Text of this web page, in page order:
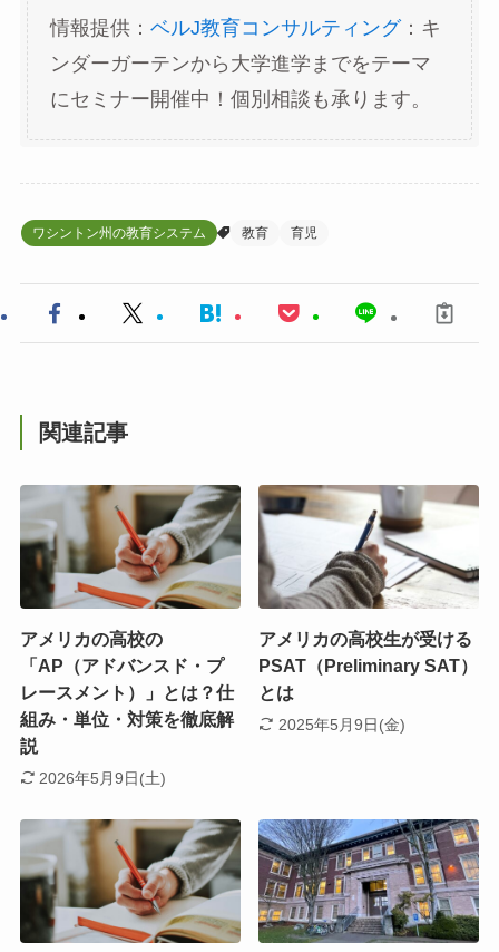
情報提供： ベルJ教育コンサルティング：キ
ンダーガーテンから大学進学までをテーマ
にセミナー開催中！個別相談も承ります。
ワシントン州の教育システム 教育 育児
関連記事
アメリカの高校の
「AP（アドバンスド・プ
レースメント）」とは？仕
組み・単位・対策を徹底解
説
2026年5月9日(土)
アメリカの高校生が受ける
PSAT（Preliminary SAT）
とは
2025年5月9日(金)